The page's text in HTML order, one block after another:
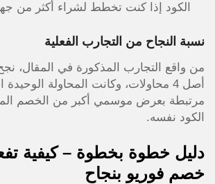
الكود إذا كنت تخطط لشراء أكثر من
نسبة النجاح من التجارب الفعلية
أصل 4 محاولات، وكانت المحاولة
مرتبطة بعرض موسمي أكبر من الخصم
الكود نفسه.
دليل خطوة بخطوة – كيفية
خصم فوريو بنجاح